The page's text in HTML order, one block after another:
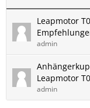
Leapmotor
admin
Leapmotor
admin